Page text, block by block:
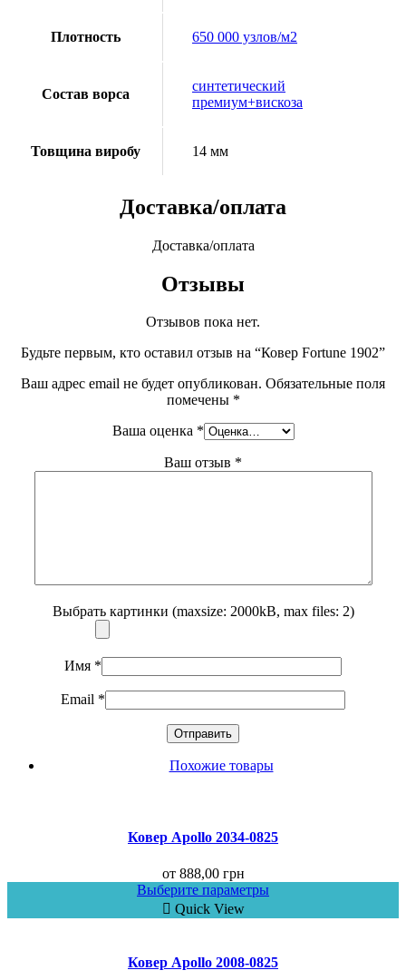
Плотность 650 000 узлов/м2
Состав ворса
синтетический
премиум+вискоза
Товщина виробу 14 мм
Доставка/оплата
Доставка/оплата
Отзывы
Отзывов пока нет.
Будьте первым, кто оставил отзыв на “Ковер Fortune 1902”
Ваш адрес email не будет опубликован. Обязательные поля
помечены *
Ваша оценка *
Ваш отзыв *
Выбрать картинки (maxsize: 2000kB, max files: 2)
Имя *
Email *
Похожие товары
Ковер Аpollo 2034-0825
от 888,00 грн
Выберите параметры
Quick View
Ковер Аpollo 2008-0825